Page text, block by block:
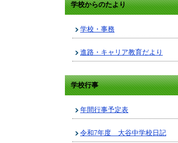
学校からのたより
学校・事務
進路・キャリア教育だより
学校行事
年間行事予定表
令和7年度 大谷中学校日記